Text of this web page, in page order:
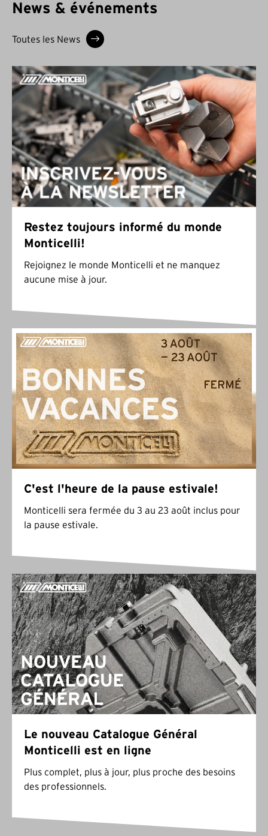
News & événements
Toutes les News
Restez toujours informé du monde
Monticelli!
Rejoignez le monde Monticelli et ne manquez
aucune mise à jour.
C'est l'heure de la pause estivale!
Monticelli sera fermée du 3 au 23 août inclus pour
la pause estivale.
Le nouveau Catalogue Général
Monticelli est en ligne
Plus complet, plus à jour, plus proche des besoins
des professionnels.